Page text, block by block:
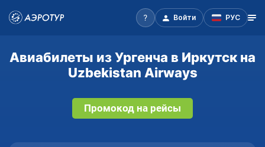
Войти РУС
Авиабилеты из Ургенча в Иркутск на
Uzbekistan Airways
Промокод на рейсы